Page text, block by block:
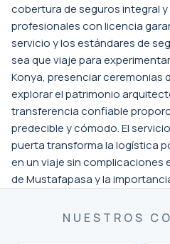
cobertura de seguros integral
profesionales con licencia
servicio y los estándares de
sea que viaje para
Konya, presenciar ceremonias
explorar el patrimonio
transferencia confiable
predecible y cómodo. El
puerta transforma la logística
en un viaje sin
de Mustafapasa y la
NUESTROS